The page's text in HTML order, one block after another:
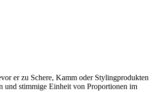
er zu Schere, Kamm oder Stylingprodukten
und stimmige Einheit von Proportionen im